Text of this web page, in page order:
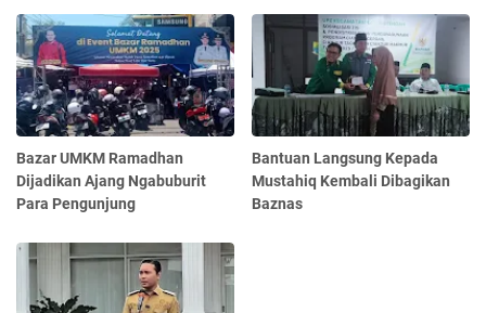
Bazar UMKM Ramadhan
Dijadikan Ajang Ngabuburit
Para Pengunjung
Bantuan Langsung Kepada
Mustahiq Kembali Dibagikan
Baznas